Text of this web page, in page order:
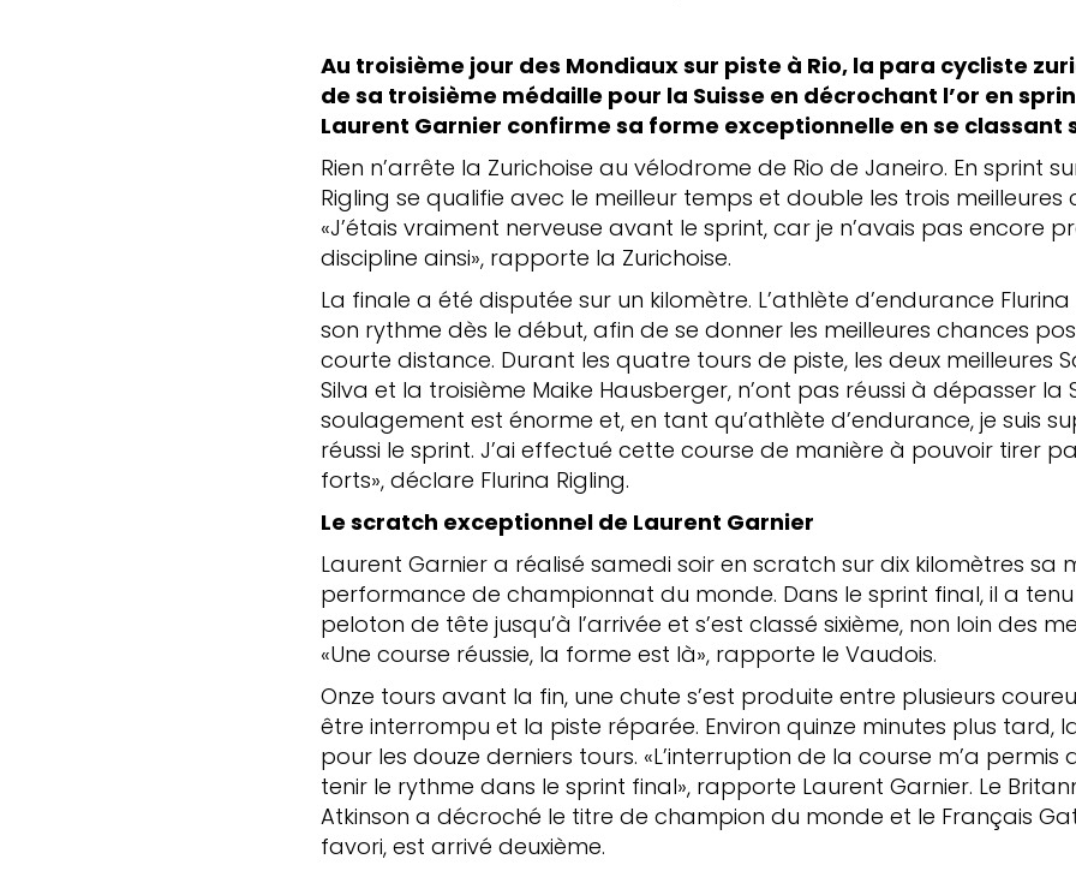
Au troisième jour des Mondiaux sur piste à Rio, la para cycliste
de sa troisième médaille pour la Suisse en décrochant l’or en
Laurent Garnier confirme sa forme exceptionnelle en se classant
Rien n’arrête la Zurichoise au vélodrome de Rio de Janeiro. En sprint
Rigling se qualifie avec le meilleur temps et double les trois meilleures
«J’étais vraiment nerveuse avant le sprint, car je n’avais pas encore
discipline ainsi», rapporte la Zurichoise.
La finale a été disputée sur un kilomètre. L’athlète d’endurance
son rythme dès le début, afin de se donner les meilleures chances
courte distance. Durant les quatre tours de piste, les deux meilleures
Silva et la troisième Maike Hausberger, n’ont pas réussi à dépasser la
soulagement est énorme et, en tant qu’athlète d’endurance, je suis
réussi le sprint. J’ai effectué cette course de manière à pouvoir tirer
forts», déclare Flurina Rigling.
Le scratch exceptionnel de Laurent Garnier
Laurent Garnier a réalisé samedi soir en scratch sur dix kilomètres sa
performance de championnat du monde. Dans le sprint final, il a
peloton de tête jusqu’à l’arrivée et s’est classé sixième, non loin des
«Une course réussie, la forme est là», rapporte le Vaudois.
Onze tours avant la fin, une chute s’est produite entre plusieurs
être interrompu et la piste réparée. Environ quinze minutes plus tard,
pour les douze derniers tours. «L’interruption de la course m’a permis
tenir le rythme dans le sprint final», rapporte Laurent Garnier. Le
Atkinson a décroché le titre de champion du monde et le Français
favori, est arrivé deuxième.